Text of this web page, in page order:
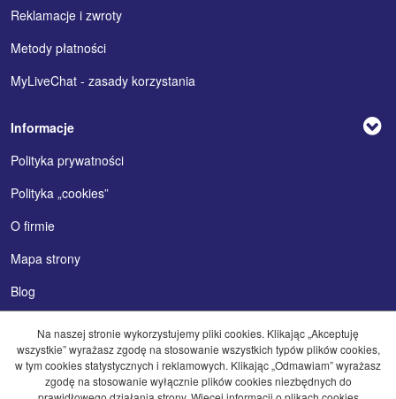
Reklamacje i zwroty
Metody płatności
MyLiveChat - zasady korzystania
Informacje
Polityka prywatności
Polityka „cookies”
O firmie
Mapa strony
Blog
Na naszej stronie wykorzystujemy pliki cookies. Klikając „Akceptuję
wszystkie” wyrażasz zgodę na stosowanie wszystkich typów plików cookies,
w tym cookies statystycznych i reklamowych. Klikając „Odmawiam” wyrażasz
zgodę na stosowanie wyłącznie plików cookies niezbędnych do